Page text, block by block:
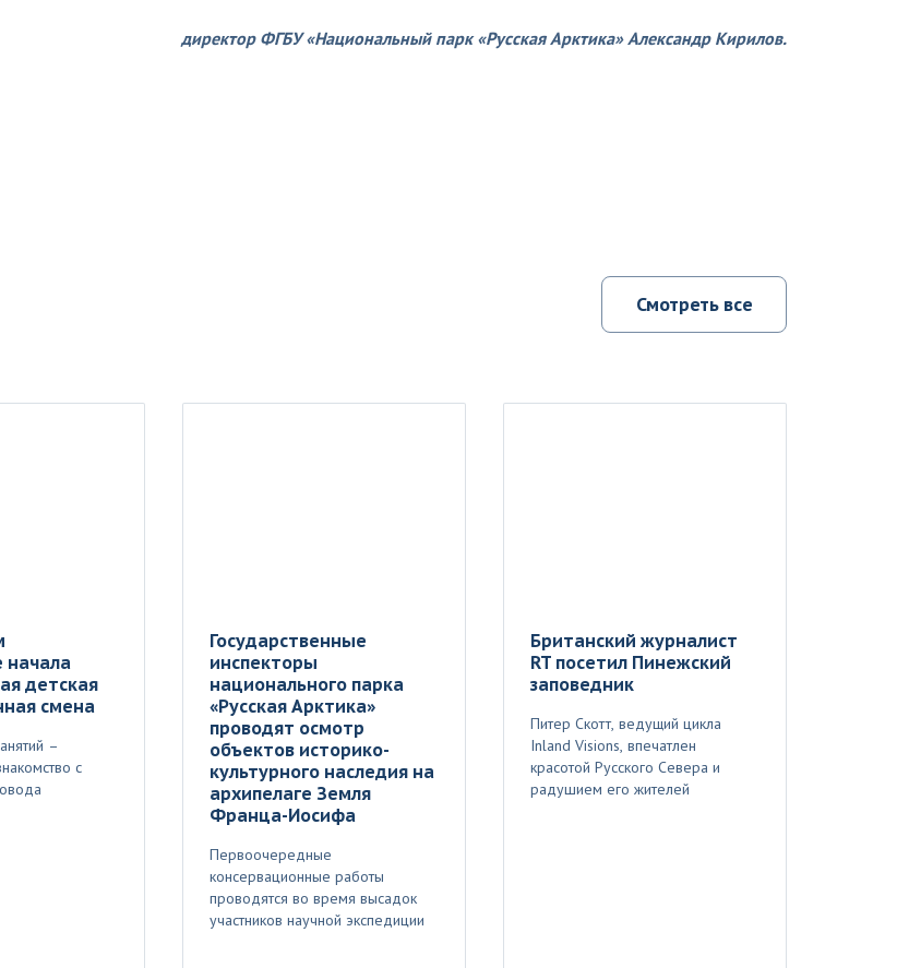
директор ФГБУ «Национальный парк «Русская Арктика» Александр Кирилов.
Смотреть все
начала
детская
смена
–
с
Государственные
инспекторы
национального парка
«Русская Арктика»
проводят осмотр
объектов историко-
культурного наследия на
архипелаге Земля
Франца-Иосифа
Первоочередные
консервационные работы
проводятся во время высадок
участников научной экспедиции
Британский журналист
RT посетил Пинежский
заповедник
Питер Скотт, ведущий цикла
Inland Visions, впечатлен
красотой Русского Севера и
радушием его жителей